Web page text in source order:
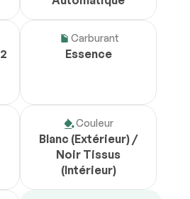
Carburant
Essence
Couleur
Blanc (Extérieur) /
Noir Tissus
(Intérieur)